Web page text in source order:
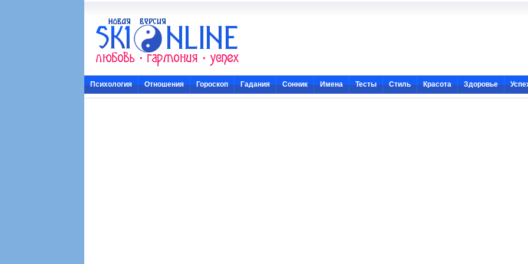
Психология Отношения Гороскоп Гадания Сонник Имена Тесты Стиль Красота Здоровье